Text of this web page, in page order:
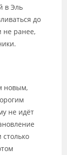
в Эль
до
не ранее,
новым,
не идёт